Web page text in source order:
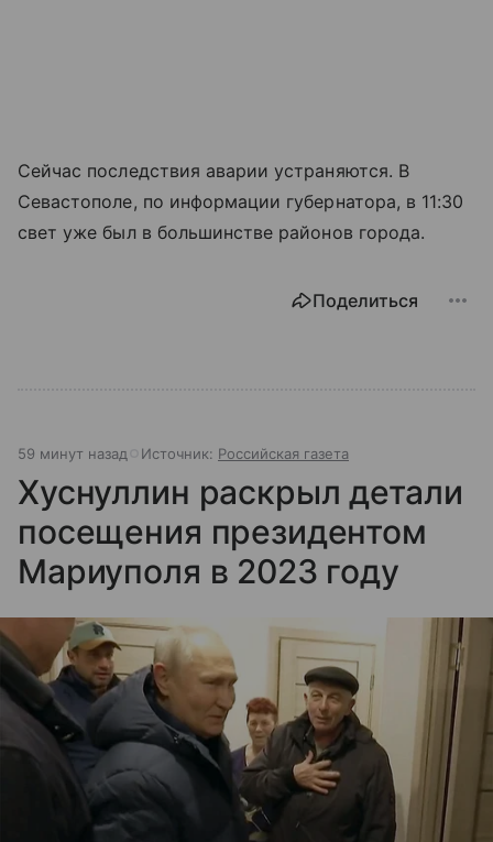
Сейчас последствия аварии устраняются. В
Севастополе, по информации губернатора, в 11:30
свет уже был в большинстве районов города.
Поделиться
59 минут назад Источник: Российская газета
Хуснуллин раскрыл детали
посещения президентом
Мариуполя в 2023 году